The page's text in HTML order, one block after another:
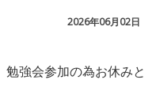
2026年06月02日
会参加の為お休みと